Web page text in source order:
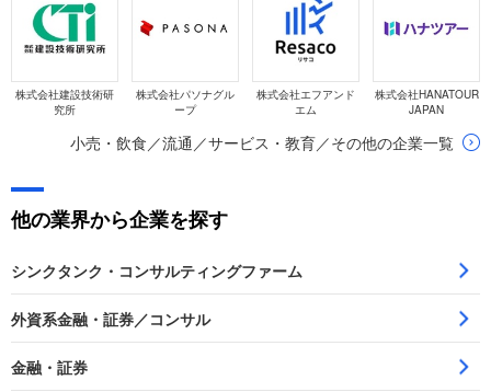
株式会社建設技術研
究所
株式会社パソナグル
ープ
株式会社エフアンド
エム
株式会社HANATOUR
JAPAN
小売・飲食／流通／サービス・教育／その他の企業一覧
他の業界から企業を探す
シンクタンク・コンサルティングファーム
外資系金融・証券／コンサル
金融・証券